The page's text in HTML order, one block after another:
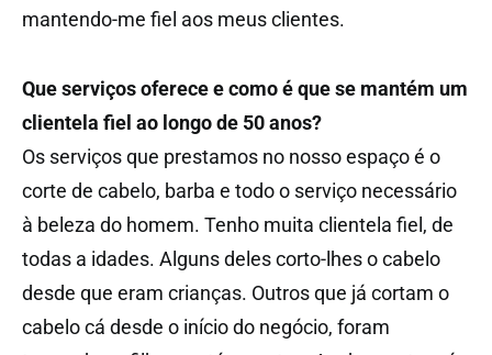
mantendo-me fiel aos meus clientes.
Que serviços oferece e como é que se mantém um
clientela fiel ao longo de 50 anos?
Os serviços que prestamos no nosso espaço é o
corte de cabelo, barba e todo o serviço necessário
à beleza do homem. Tenho muita clientela fiel, de
todas a idades. Alguns deles corto-lhes o cabelo
desde que eram crianças. Outros que já cortam o
cabelo cá desde o início do negócio, foram